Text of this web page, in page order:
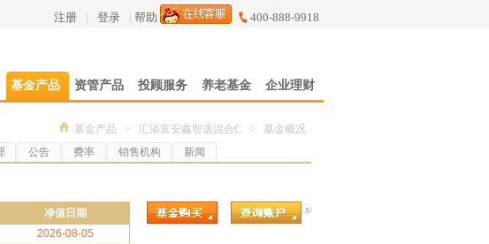
注册 | 登录 | 帮助 400-888-9918
基金产品 资管产品 投顾服务 养老基金 企业理财
基金产品 > 汇添富安鑫智选混合C > 基金概况
公告 费率 销售机构 新闻
净值日期
2026-08-05